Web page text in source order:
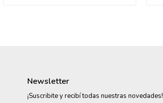
Newsletter
¡Suscribite y recibí todas nuestras novedades!